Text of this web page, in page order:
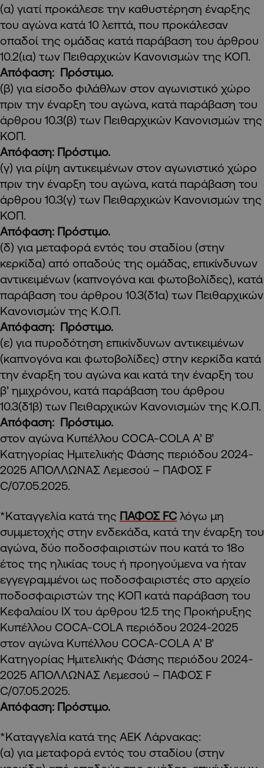
(α) γιατί προκάλεσε την καθυστέρηση έναρξης
του αγώνα κατά 10 λεπτά, που προκάλεσαν
οπαδοί της ομάδας κατά παράβαση του άρθρου
10.2(ια) των Πειθαρχικών Κανονισμών της ΚΟΠ.
Απόφαση: Πρόστιμο.
(β) για είσοδο φιλάθλων στον αγωνιστικό χώρο
πριν την έναρξη του αγώνα, κατά παράβαση του
άρθρου 10.3(β) των Πειθαρχικών Κανονισμών της
ΚΟΠ.
Απόφαση: Πρόστιμο.
(γ) για ρίψη αντικειμένων στον αγωνιστικό χώρο
πριν την έναρξη του αγώνα, κατά παράβαση του
άρθρου 10.3(γ) των Πειθαρχικών Κανονισμών της
ΚΟΠ.
Απόφαση: Πρόστιμο.
(δ) για μεταφορά εντός του σταδίου (στην
κερκίδα) από οπαδούς της ομάδας, επικίνδυνων
αντικειμένων (καπνογόνα και φωτοβολίδες), κατά
παράβαση του άρθρου 10.3(δ1α) των Πειθαρχικών
Κανονισμών της Κ.Ο.Π.
Απόφαση: Πρόστιμο.
(ε) για πυροδότηση επικίνδυνων αντικειμένων
(καπνογόνα και φωτοβολίδες) στην κερκίδα κατά
την έναρξη του αγώνα και κατά την έναρξη του
β’ ημιχρόνου, κατά παράβαση του άρθρου
10.3(δ1β) των Πειθαρχικών Κανονισμών της Κ.Ο.Π.
Απόφαση: Πρόστιμο.
στον αγώνα Κυπέλλου COCA-COLA A’ Β’
Κατηγορίας Ημιτελικής Φάσης περιόδου 2024-
2025 ΑΠΟΛΛΩΝΑΣ Λεμεσού – ΠΑΦΟΣ F
C/07.05.2025.
*Καταγγελία κατά της ΠΑΦΟΣ FC λόγω μη
συμμετοχής στην ενδεκάδα, κατά την έναρξη του
αγώνα, δύο ποδοσφαιριστών που κατά το 18ο
έτος της ηλικίας τους ή προηγούμενα να ήταν
εγγεγραμμένοι ως ποδοσφαιριστές στο αρχείο
ποδοσφαιριστών της ΚΟΠ κατά παράβαση του
Κεφαλαίου ΙΧ του άρθρου 12.5 της Προκήρυξης
Κυπέλλου COCA-COLA περιόδου 2024-2025
στον αγώνα Κυπέλλου COCA-COLA A’ Β’
Κατηγορίας Ημιτελικής Φάσης περιόδου 2024-
2025 ΑΠΟΛΛΩΝΑΣ Λεμεσού – ΠΑΦΟΣ F
C/07.05.2025.
Απόφαση: Πρόστιμο.
*Καταγγελία κατά της ΑΕΚ Λάρνακας:
(α) για μεταφορά εντός του σταδίου (στην